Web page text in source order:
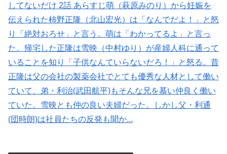
してないだけ 2話 あらすじ萌（萩原みのり）から妊娠を
伝えられた柿野正隆（北山宏光）は「なんでだよ！」と怒
り「絶対おろせ」と言う。萌は「わかってるよ」と言っ
た。帰宅した正隆は雪映（中村ゆり）が産婦人科に通って
いることを知り「子供なんていらないだろ！」と怒る。昔
正隆は父の会社の製薬会社でとても優秀な人材として働い
ていて、弟・利治(武田航平)もそんな兄を慕い仲良く働い
ていた。雪映とも仲の良い夫婦だった。しかし父・利通
(団時朗)は社員たちの反発も聞か...